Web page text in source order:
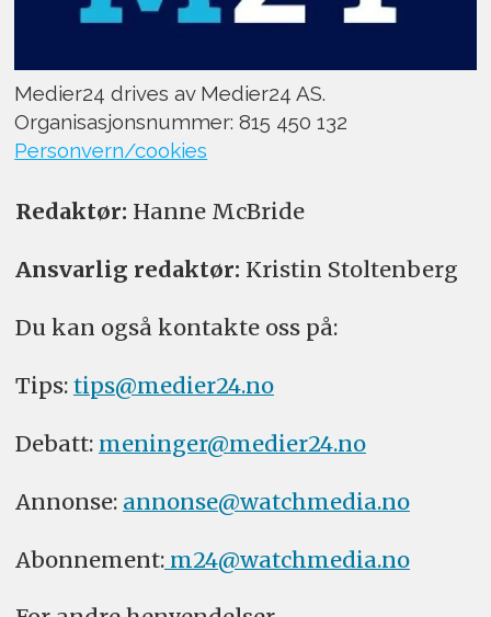
Medier24 drives av Medier24 AS.
Organisasjonsnummer: 815 450 132
Personvern/cookies
Redaktør: Hanne McBride
Ansvarlig redaktør: Kristin Stoltenberg
Du kan også kontakte oss på:
Tips: tips@medier24.no
Debatt: meninger@medier24.no
Annonse: annonse@watchmedia.no
Abonnement:m24@watchmedia.no